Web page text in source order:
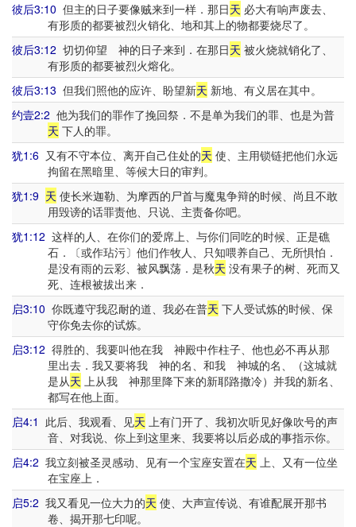
彼后3:10 但主的日子要像贼来到一样．那日天 必大有响声废去、
有形质的都要被烈火销化、地和其上的物都要烧尽了。
彼后3:12 切切仰望 神的日子来到．在那日天 被火烧就销化了、
有形质的都要被烈火熔化。
彼后3:13 但我们照他的应许、盼望新天 新地、有义居在其中。
约壹2:2 他为我们的罪作了挽回祭．不是单为我们的罪、也是为普
天 下人的罪。
犹1:6 又有不守本位、离开自己住处的天 使、主用锁链把他们永远
拘留在黑暗里、等候大日的审判。
犹1:9 天 使长米迦勒、为摩西的尸首与魔鬼争辩的时候、尚且不敢
用毁谤的话罪责他、只说、主责备你吧。
犹1:12 这样的人、在你们的爱席上、与你们同吃的时候、正是礁
石．〔或作玷污〕他们作牧人、只知喂养自己、无所惧怕．
是没有雨的云彩、被风飘荡．是秋天 没有果子的树、死而又
死、连根被拔出来．
启3:10 你既遵守我忍耐的道、我必在普天 下人受试炼的时候、保
守你免去你的试炼。
启3:12 得胜的、我要叫他在我 神殿中作柱子、他也必不再从那
里出去．我又要将我 神的名、和我 神城的名、（这城就
是从天 上从我 神那里降下来的新耶路撒冷）并我的新名、
都写在他上面。
启4:1 此后、我观看、见天 上有门开了、我初次听见好像吹号的声
音、对我说、你上到这里来、我要将以后必成的事指示你。
启4:2 我立刻被圣灵感动、见有一个宝座安置在天 上、又有一位坐
在宝座上．
启5:2 我又看见一位大力的天 使、大声宣传说、有谁配展开那书
卷、揭开那七印呢。